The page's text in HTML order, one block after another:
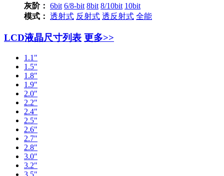
灰阶： 6bit 6/8-bit 8bit 8/10bit 10bit
模式： 透射式 反射式 透反射式 全能
LCD液晶尺寸列表 更多>>
1.1"
1.5"
1.8"
1.9"
2.0"
2.2"
2.4"
2.5"
2.6"
2.7"
2.8"
3.0"
3.2"